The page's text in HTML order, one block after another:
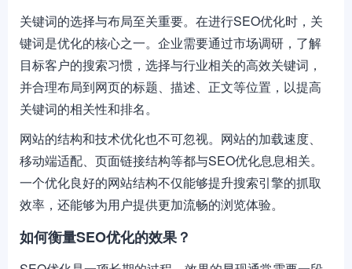
关键词的选择与布局至关重要。在进行SEO优化时，关
键词是优化的核心之一。企业需要通过市场调研，了解
目标客户的搜索习惯，选择与行业相关的高效关键词，
并合理布局到网页的标题、描述、正文等位置，以提高
关键词的相关性和排名。
网站的结构和技术优化也不可忽视。网站的加载速度、
移动端适配、页面链接结构等都与SEO优化息息相关。
一个优化良好的网站结构不仅能够提升搜索引擎的抓取
效率，还能够为用户提供更加流畅的浏览体验。
如何衡量SEO优化的效果？